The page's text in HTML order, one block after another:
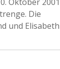
Die
und Elisabeth